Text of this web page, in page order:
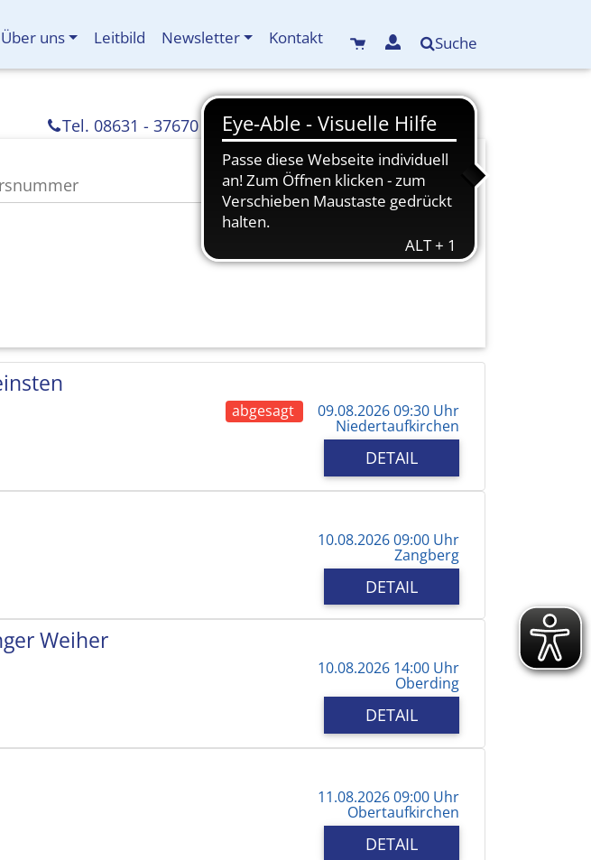
Über uns Leitbild Newsletter Kontakt Suche
info(at)kreisbildungswerk-mdf.de
Tel. 08631 - 37670
abgesagt 09.08.2026 09:30 Uhr
Niedertaufkirchen
DETAIL
10.08.2026 09:00 Uhr
Zangberg
DETAIL
Weiher
10.08.2026 14:00 Uhr
Oberding
DETAIL
11.08.2026 09:00 Uhr
Obertaufkirchen
DETAIL